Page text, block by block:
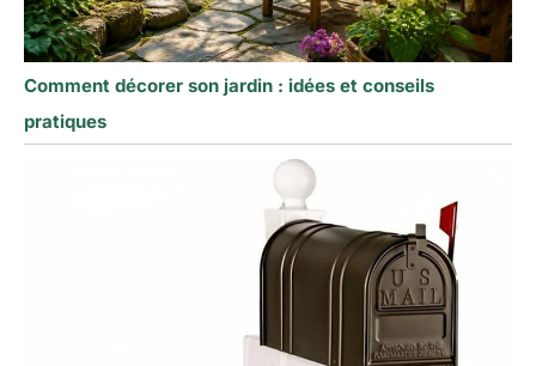
Comment décorer son jardin : idées et conseils
pratiques